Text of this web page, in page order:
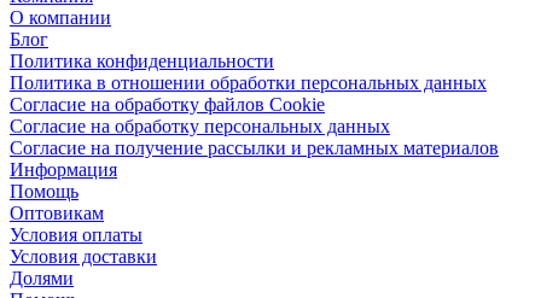
О компании
Блог
Политика конфиденциальности
Политика в отношении обработки персональных данных
Согласие на обработку файлов Cookie
Согласие на обработку персональных данных
Согласие на получение рассылки и рекламных материалов
Информация
Помощь
Оптовикам
Условия оплаты
Условия доставки
Долями